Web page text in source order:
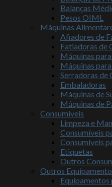
Balanças
Pesos OIML
Máquinas
Afiadores de
Fatiadoras de
Máquinas
Máquinas
Serradoras de
Embaladoras
Máquinas de
Máquinas de
Consumíveis
Limpeza e
Consumíveis
Consumíveis
Etiquetas
Outros
Outros